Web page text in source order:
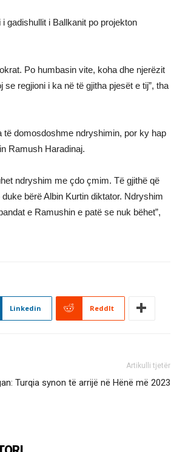
gadishullit i Ballkanit po projekton
Po humbasin vite, koha dhe njerëzit
regjioni i ka në të gjitha pjesët e tij”, tha
të domosdoshme ndryshimin, por ky hap
Ramush Haradinaj.
ndryshim me çdo çmim. Të gjithë që
bërë Albin Kurtin diktator. Ndryshim
e Ramushin e patë se nuk bëhet”,
Linkedin ReddIt
Artikulli tjetër
Turqia synon të arrijë në Hënë më 2023